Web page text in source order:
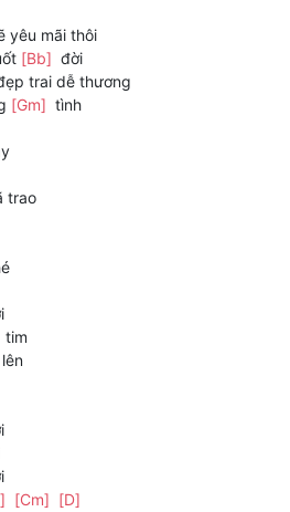
yêu mãi thôi
[Bb] đời
trai dễ thương
[Gm] tình
trao
tim
lên
[Cm] [D]